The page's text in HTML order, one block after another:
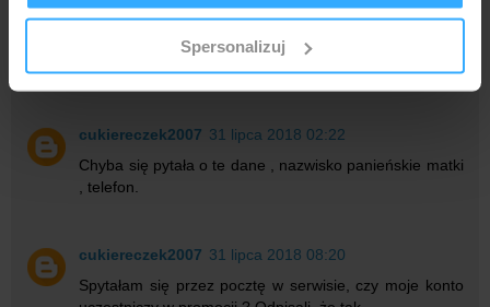
społecznościowym, reklamowym i analitycznym.
Partnerzy mogą połączyć te informacje z innymi danymi
korzystania z ich usług.
Spersonalizuj
pisałam wniosek przez internet to nie po to, żeby
zakładać nowy wniosek w placówce, tylko po to, by
zakończyć internetowy.
cukiereczek2007 31 lipca 2018 02:22
Chyba się pytała o te dane , nazwisko panieńskie matki
, telefon.
cukiereczek2007 31 lipca 2018 08:20
Spytałam się przez pocztę w serwisie, czy moje konto